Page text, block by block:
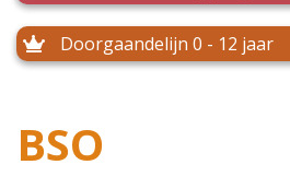
Doorgaandelijn 0 - 12 jaar
BSO